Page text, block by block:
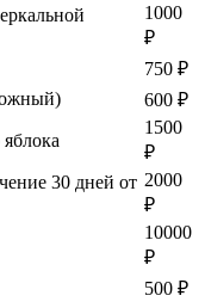
1000
₽
750 ₽
600 ₽
яблока
1500
₽
30 дней от 2000
₽
10000
₽
500 ₽